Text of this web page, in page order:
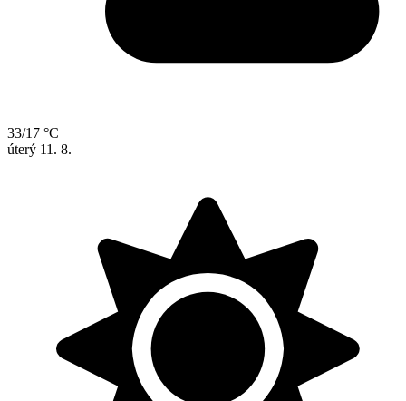
33/17 °C
úterý 11. 8.